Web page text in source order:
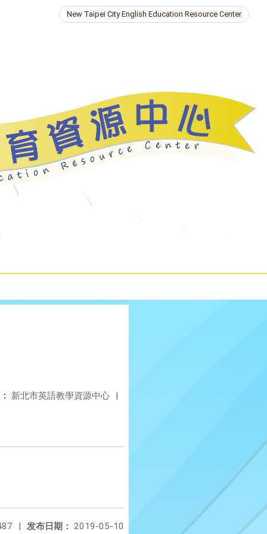
New Taipei City English Education Resource Center
新北市英語教學資源中心 |
发布日期： 2019-05-10
|